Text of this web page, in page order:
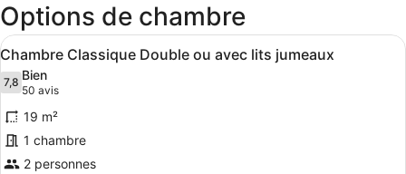
Options de chambre
Afficher
toutes
les
photos
pour
ce
type
Une chambre d’hôtel avec un
12
Chambre Classique Double ou avec lits jumeaux
7,87,8 sur 10
Bien
50 avis
(50 avis)
19 m²
1 chambre
2 personnes